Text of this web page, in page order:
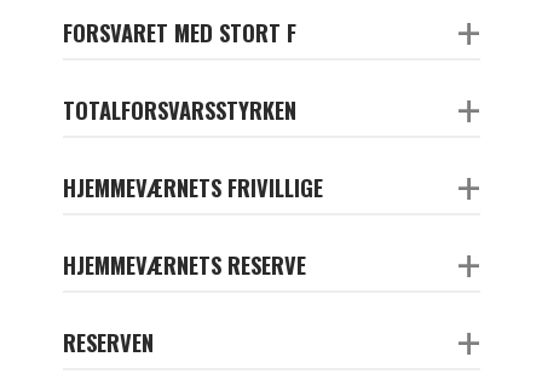
FORSVARET MED STORT F +
TOTALFORSVARSSTYRKEN +
HJEMMEVÆRNETS FRIVILLIGE +
HJEMMEVÆRNETS RESERVE +
RESERVEN +